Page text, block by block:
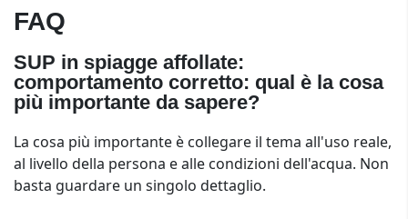
FAQ
SUP in spiagge affollate:
comportamento corretto: qual è la cosa
più importante da sapere?
La cosa più importante è collegare il tema all'uso reale,
al livello della persona e alle condizioni dell'acqua. Non
basta guardare un singolo dettaglio.